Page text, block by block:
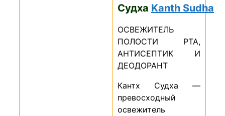
Судха Kanth Sudha
ОСВЕЖИТЕЛЬ
ПОЛОСТИ РТА,
АНТИСЕПТИК И
ДЕОДОРАНТ
Кантх Судха —
превосходный
освежитель